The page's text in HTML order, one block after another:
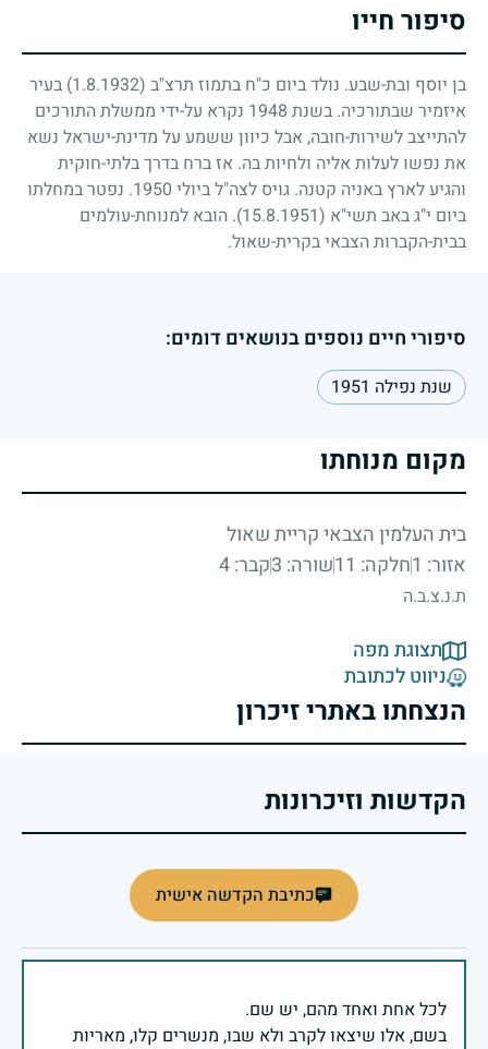
סיפור חייו
בן יוסף ובת-שבע. נולד ביום כ"ח בתמוז תרצ"ב (1.8.1932)
בעיר
איזמיר שבתורכיה. בשנת 1948 נקרא על-ידי ממשלת התורכים
להתייצב לשירות-חובה, אבל כיוון ששמע על מדינת-ישראל נשא
את נפשו לעלות אליה ולחיות בה. אז ברח בדרך בלתי-חוקית
והגיע לארץ באניה קטנה. גויס לצה"ל ביולי 1950. נפטר במחלתו
ביום י"ג באב תשי"א (15.8.1951)
. הובא למנוחת-עולמים
בבית-הקברות הצבאי בקרית-שאול.
סיפורי חיים נוספים בנושאים דומים:
שנת נפילה 1951
מקום מנוחתו
בית העלמין הצבאי קריית שאול
אזור: 1
חלקה: 11 שורה: 3 קבר: 4
ת.נ.צ.ב.ה
תצוגת מפה
ניווט לכתובת
הנצחתו באתרי זיכרון
הקדשות וזיכרונות
כתיבת הקדשה אישית
בשם, אלו שיצאו לקרב ולא שבו, מנשרים קלו, מאריות